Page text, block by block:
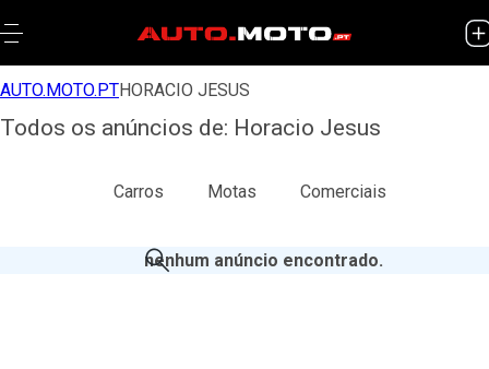
AUTO.MOTO.PTHORACIO JESUS
Todos os anúncios de: Horacio Jesus
Carros Motas Comerciais
nenhum anúncio encontrado.